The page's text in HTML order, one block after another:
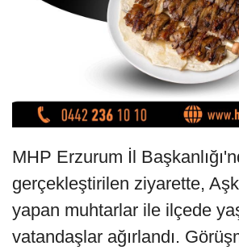
MHP Erzurum İl
gerçekleştirilen ziyarette,
yapan muhtarlar ile ilçede
vatandaşlar ağırlandı.